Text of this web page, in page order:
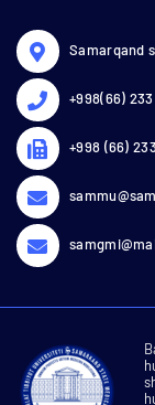
Samarqand
+998(66) 233
+998 (66)